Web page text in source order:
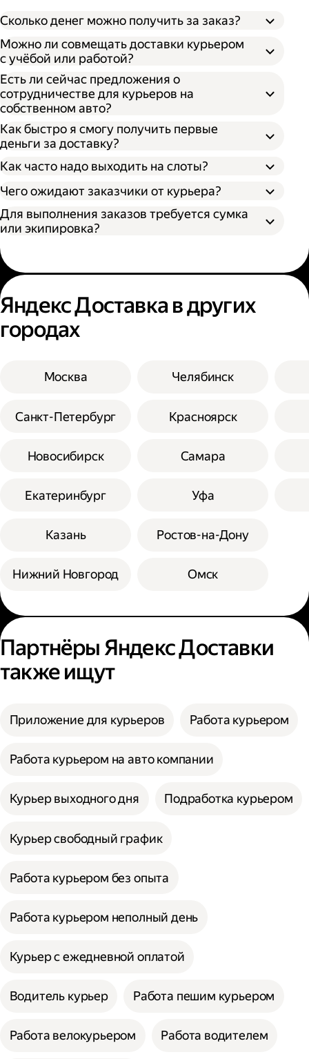
Сколько денег можно получить за заказ?
Можно ли совмещать доставки курьером
с учёбой или работой?
Есть ли сейчас предложения о
сотрудничестве для курьеров на
собственном авто?
Как быстро я смогу получить первые
деньги за доставку?
Как часто надо выходить на слоты?
Чего ожидают заказчики от курьера?
Для выполнения заказов требуется сумка
или экипировка?
Яндекс Доставка в других
городах
Москва
Санкт-Петербург
Новосибирск
Екатеринбург
Казань
Нижний Новгород
Челябинск
Красноярск
Самара
Уфа
Ростов-на-Дону
Омск
Партнёры Яндекс Доставки
также ищут
Приложение для курьеров Работа курьером
Работа курьером на авто компании
Курьер выходного дня Подработка курьером
Курьер свободный график
Работа курьером без опыта
Работа курьером неполный день
Курьер с ежедневной оплатой
Водитель курьер Работа пешим курьером
Работа велокурьером Работа водителем